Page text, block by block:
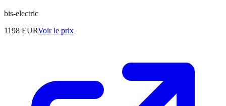
bis-electric
1198 EURVoir le prix